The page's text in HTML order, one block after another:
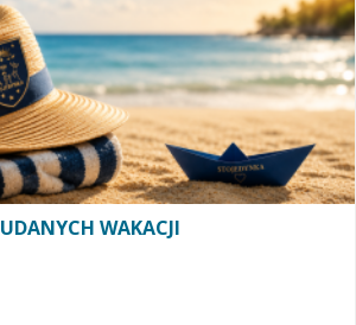
UDANYCH WAKACJI